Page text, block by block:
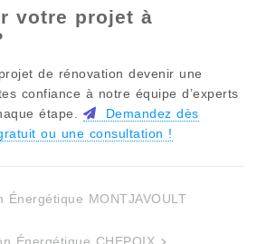
votre projet à
de rénovation devenir une
confiance à notre équipe d’experts
étape.
Demandez dès
ou une consultation !
Énergétique MONTJAVOULT
Énergétique CHEPOIX